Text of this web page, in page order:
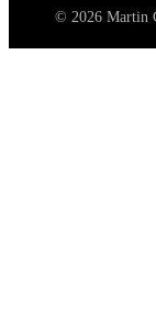
© 2026 Martin